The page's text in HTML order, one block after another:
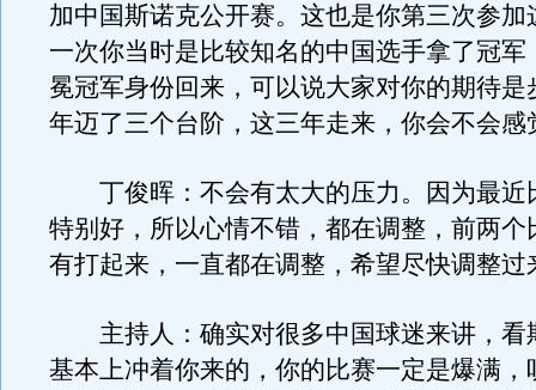
加中国斯诺克公开赛。这也是你第三次参加
一次你当时是比较知名的中国选手拿了冠军
冕冠军身份回来，可以说大家对你的期待是
年迈了三个台阶，这三年走来，你会不会感
丁俊晖：不会有太大的压力。因为最近
特别好，所以心情不错，都在调整，前两个
有打起来，一直都在调整，希望尽快调整过
主持人：确实对很多中国球迷来讲，看
基本上冲着你来的，你的比赛一定是爆满，